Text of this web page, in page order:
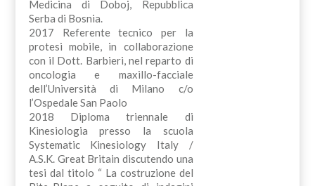
Medicina di Doboj, Repubblica
Serba di Bosnia.
2017 Referente tecnico per la
protesi mobile, in collaborazione
con il Dott. Barbieri, nel reparto di
oncologia e maxillo-facciale
dell’Università di Milano c/o
l’Ospedale San Paolo
2018 Diploma triennale di
Kinesiologia presso la scuola
Systematic Kinesiology Italy /
A.S.K. Great Britain discutendo una
tesi dal titolo “ La costruzione del